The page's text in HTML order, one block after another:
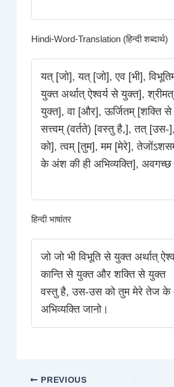
Hindi-Word-Translation (हिन्दी शब्दार्थ)
यत् [जो], यत् [जो], एव [भी],
युक्त अर्थात् ऐश्वर्य से युक्त],
युक्त], वा [और], ऊर्जितम् [शक्ति
सत्त्वम् (वर्तते) [वस्तु है,], तत्
को], त्वम् [तुम], मम [मेरे],
के अंश की ही अभिव्यक्ति], अवगच्छ
हिन्दी भाषांतर
जो जो भी विभूति से युक्त अर्थात्
कान्ति से युक्त और शक्ति से युक्त
वस्तु है, उस-उस को तुम मेरे तेज के
अभिव्यक्ति जानो।
PREVIOUS